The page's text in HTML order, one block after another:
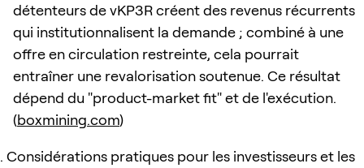
détenteurs de vKP3R créent des revenus récurrents
qui institutionnalisent la demande ; combiné à une
offre en circulation restreinte, cela pourrait
entraîner une revalorisation soutenue. Ce résultat
dépend du "product-market fit" et de l'exécution.
(boxmining.com)
Considérations pratiques pour les investisseurs et les